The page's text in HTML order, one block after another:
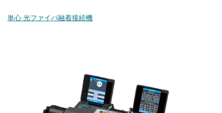
単心 光ファイバ融着接続機